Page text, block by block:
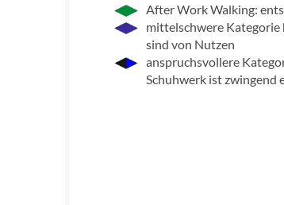
After Work Walking:
mittelschwere Kategorie
sind von Nutzen
anspruchsvollere
Schuhwerk ist zwingend